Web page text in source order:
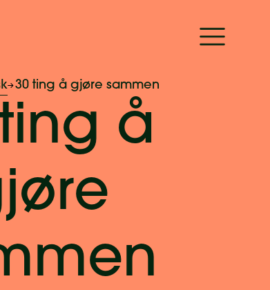
30 ting å gjøre sammen
å